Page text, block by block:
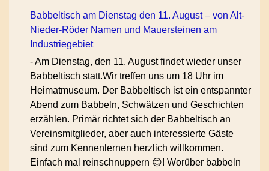
Babbeltisch am Dienstag den 11. August – von Alt-
Nieder-Röder Namen und Mauersteinen am
Industriegebiet
-Am Dienstag, den 11. August findet wieder unser
Babbeltisch statt.Wir treffen uns um 18 Uhr im
Heimatmuseum. Der Babbeltisch ist ein entspannter
Abend zum Babbeln, Schwätzen und Geschichten
erzählen. Primär richtet sich der Babbeltisch an
Vereinsmitglieder, aber auch interessierte Gäste
sind zum Kennenlernen herzlich willkommen.
Einfach mal reinschnuppern 😊! Worüber babbeln